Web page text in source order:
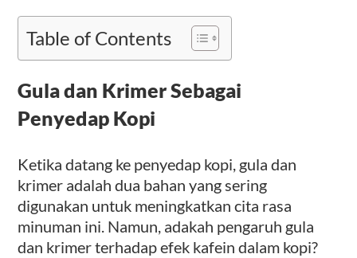
Table of Contents
Gula dan Krimer Sebagai
Penyedap Kopi
Ketika datang ke penyedap kopi, gula dan
krimer adalah dua bahan yang sering
digunakan untuk meningkatkan cita rasa
minuman ini. Namun, adakah pengaruh gula
dan krimer terhadap efek kafein dalam kopi?